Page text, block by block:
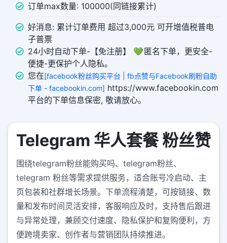
订单max数量: 100000(同链接累计)
好消息: 累计订单费用 超过3,000元 可开增值税普电
子普票
24小时自动下单-【免注册】 💚 匿名下单，更安全-
便捷-更保护个人隐私。
您在[facebook粉丝购买平台 | fb点赞与Facebook刷粉自助
下单 - facebookin.com] https://www.facebookin.com
平台的下单信息保密, 敬请放心。
Telegram 华人套餐 粉丝赞
围绕telegram粉丝能购买吗、telegram粉丝、
telegram 粉丝等需求提供服务，适合账号冷启动、主
页包装和社群增长场景。下单流程清楚，可按链接、数
量和发布时间灵活安排，客服响应及时，支持售后跟进
与异常处理，兼顾交付速度、隐私保护和复购便利，方
便跨境卖家、创作者与营销团队持续推进。